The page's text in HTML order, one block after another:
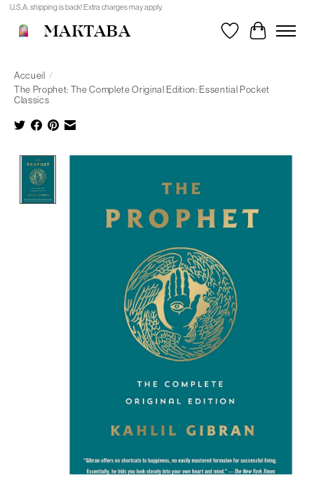
U.S.A. shipping is back! Extra charges may apply.
MAKTABA Liste de souhaits
Panier
Accueil /
The Prophet: The Complete Original Edition: Essential Pocket
Classics